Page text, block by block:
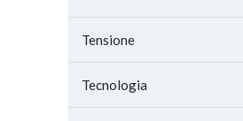
Tensione
Tecnologia